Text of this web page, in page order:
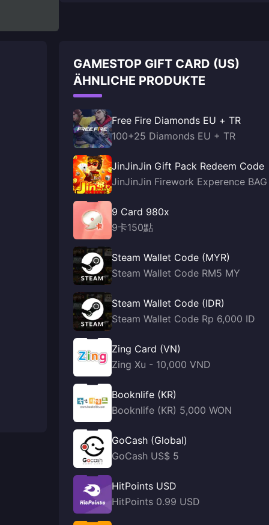
GAMESTOP GIFT CARD (US)
ÄHNLICHE PRODUKTE
Free Fire Diamonds EU + TR
100+25 Diamonds EU + TR
JinJinJin Gift Pack Redeem Code
JinJinJin Firework Experence BAG
9 Card 980x
9卡150點
Steam Wallet Code (MYR)
Steam Wallet Code RM5 MY
Steam Wallet Code (IDR)
Steam Wallet Code Rp 6,000 ID
Zing Card (VN)
Zing Xu - 10,000 VND
Booknlife (KR)
Booknlife (KR) 5,000 WON
GoCash (Global)
GoCash US$ 5
HitPoints USD
HitPoints 0.99 USD